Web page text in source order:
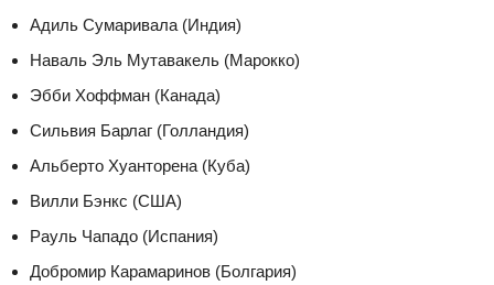
Адиль Сумаривала (Индия)
Наваль Эль Мутавакель (Марокко)
Эбби Хоффман (Канада)
Сильвия Барлаг (Голландия)
Альберто Хуанторена (Куба)
Вилли Бэнкс (США)
Рауль Чападо (Испания)
Добромир Карамаринов (Болгария)